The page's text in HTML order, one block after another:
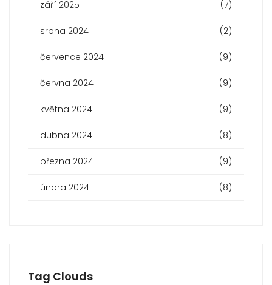
září 2025 (7)
srpna 2024 (2)
července 2024 (9)
června 2024 (9)
května 2024 (9)
dubna 2024 (8)
března 2024 (9)
února 2024 (8)
Tag Clouds